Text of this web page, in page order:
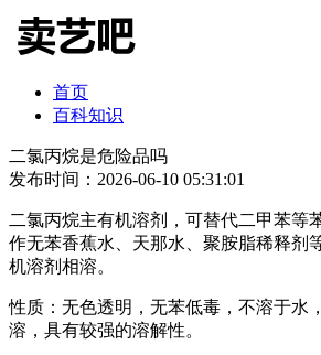
首页
百科知识
二氯丙烷是危险品吗
发布时间：2026-06-10 05:31:01
二氯丙烷主有机溶剂，可替代二甲苯等
作无苯香蕉水、天那水、聚胺脂稀释剂
机溶剂相溶。
性质：无色透明，无苯低毒，不溶于水
溶，具有较强的溶解性。